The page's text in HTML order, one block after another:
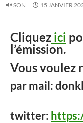
SON 15 JANVIER
Cliquez ici
l’émission.
Vous voulez
par mail:
twitter: